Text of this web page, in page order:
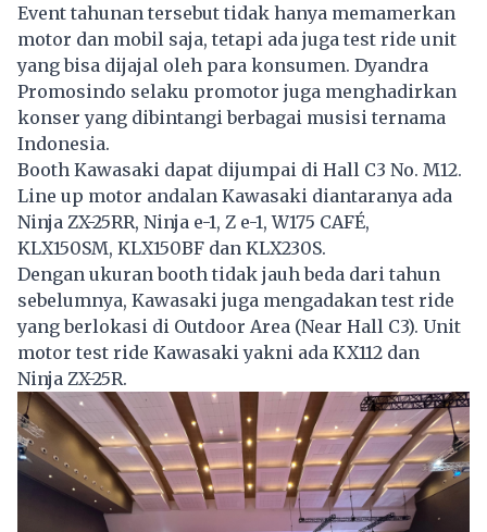
Event tahunan tersebut tidak hanya memamerkan
motor dan mobil saja, tetapi ada juga test ride unit
yang bisa dijajal oleh para konsumen. Dyandra
Promosindo selaku promotor juga menghadirkan
konser yang dibintangi berbagai musisi ternama
Indonesia.
Booth Kawasaki dapat dijumpai di Hall C3 No. M12.
Line up motor andalan Kawasaki diantaranya ada
Ninja ZX-25RR, Ninja e-1, Z e-1, W175 CAFÉ,
KLX150SM, KLX150BF dan KLX230S.
Dengan ukuran booth tidak jauh beda dari tahun
sebelumnya, Kawasaki juga mengadakan test ride
yang berlokasi di Outdoor Area (Near Hall C3). Unit
motor test ride Kawasaki yakni ada KX112 dan
Ninja ZX-25R.